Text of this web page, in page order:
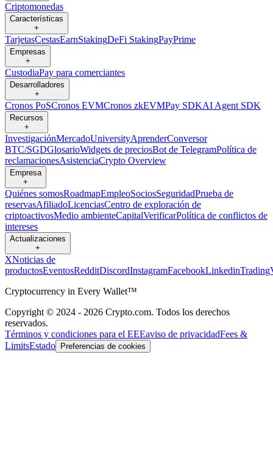
Criptomonedas
Características
+
TarjetasCestasEarnStakingDeFi StakingPayPrime
Empresas
+
CustodiaPay para comerciantes
Desarrolladores
+
Cronos PoSCronos EVMCronos zkEVMPay SDKAI Agent SDK
Recursos
+
InvestigaciónMercadoUniversityAprenderConversor
BTC/SGDGlosarioWidgets de preciosBot de TelegramPolítica de
reclamacionesAsistenciaCrypto Overview
Empresa
+
Quiénes somosRoadmapEmpleoSociosSeguridadPrueba de
reservasAfiliadoLicenciasCentro de exploración de
criptoactivosMedio ambienteCapitalVerificarPolítica de conflictos de
intereses
Actualizaciones
+
XNoticias de
productosEventosRedditDiscordInstagramFacebookLinkedin
Cryptocurrency in Every Wallet™
Copyright © 2024 - 2026 Crypto.com. Todos los derechos
reservados.
Términos y condiciones para el EEEaviso de privacidadFees &
LimitsEstado Preferencias de cookies